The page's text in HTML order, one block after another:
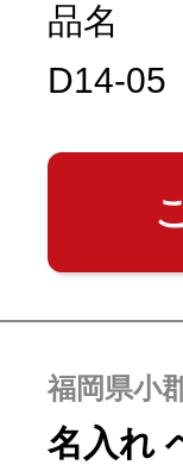
品名
D14-
福岡県小
名入れ